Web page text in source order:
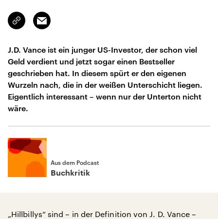
Link
kopieren/teilen
Email
J.D. Vance ist ein junger US-Investor, der schon viel
Geld verdient und jetzt sogar einen Bestseller
geschrieben hat. In diesem spürt er den eigenen
Wurzeln nach, die in der weißen Unterschicht liegen.
Eigentlich interessant – wenn nur der Unterton nicht
wäre.
Aus dem Podcast
Buchkritik
„Hillbillys“ sind – in der Definition von J. D. Vance –